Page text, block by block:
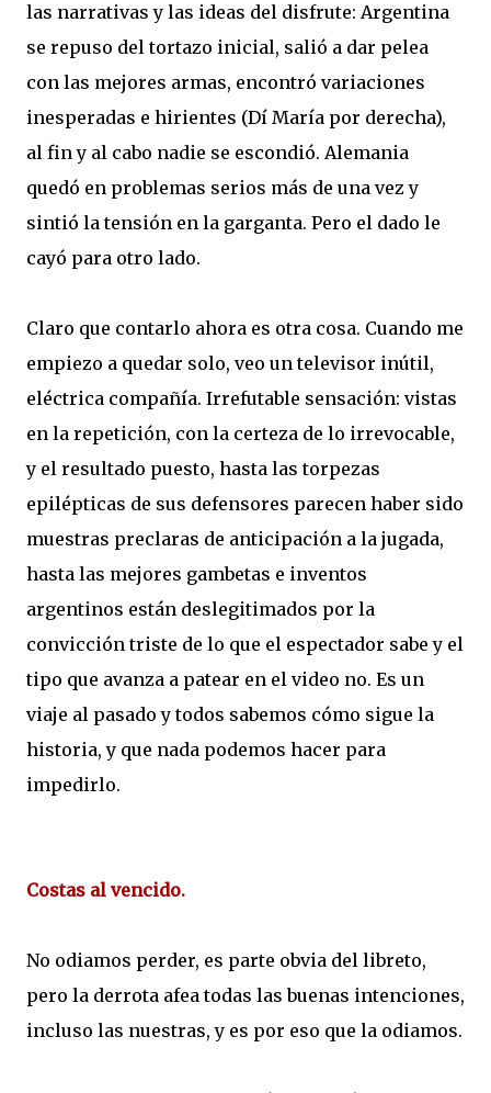
las narrativas y las ideas del disfrute: Argentina
se repuso del tortazo inicial, salió a dar pelea
con las mejores armas, encontró variaciones
inesperadas e hirientes (Dí María por derecha),
al fin y al cabo nadie se escondió. Alemania
quedó en problemas serios más de una vez y
sintió la tensión en la garganta. Pero el dado le
cayó para otro lado.
Claro que contarlo ahora es otra cosa. Cuando me
empiezo a quedar solo, veo un televisor inútil,
eléctrica compañía. Irrefutable sensación: vistas
en la repetición, con la certeza de lo irrevocable,
y el resultado puesto, hasta las torpezas
epilépticas de sus defensores parecen haber sido
muestras preclaras de anticipación a la jugada,
hasta las mejores gambetas e inventos
argentinos están deslegitimados por la
convicción triste de lo que el espectador sabe y el
tipo que avanza a patear en el video no. Es un
viaje al pasado y todos sabemos cómo sigue la
historia, y que nada podemos hacer para
impedirlo.
Costas al vencido.
No odiamos perder, es parte obvia del libreto,
pero la derrota afea todas las buenas intenciones,
incluso las nuestras, y es por eso que la odiamos.